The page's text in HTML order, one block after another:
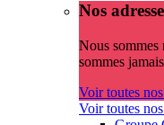
Nos
Nous
sommes
Voir toutes nos
Voir toutes nos